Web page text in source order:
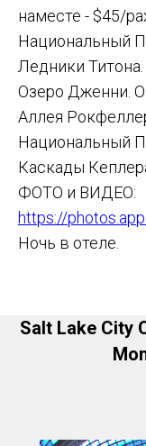
наместе - $45/
Национальный
Ледники Титона.
Озеро Дженни.
Аллея
Национальный
Каскады
ФОТО и ВИДЕО:
https://
Ночь в отеле.
Salt Lake City